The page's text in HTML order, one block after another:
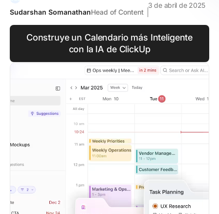
Sudarshan SomanathanHead of Content
3 de abril de 2025
Construye un Calendario más Inteligente
con la IA de ClickUp